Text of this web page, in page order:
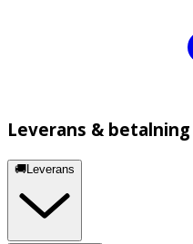
Leverans & betalning
🚚Leverans